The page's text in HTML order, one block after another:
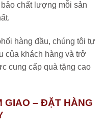
chất lượng mỗi sản
hàng đầu, chúng tôi tự
của khách hàng và trở
cung cấp quà tặng cao
GIAO – ĐẶT HÀNG